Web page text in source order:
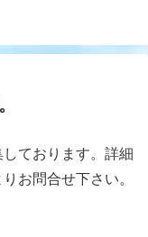
ております。詳細
りお問合せ下さい。